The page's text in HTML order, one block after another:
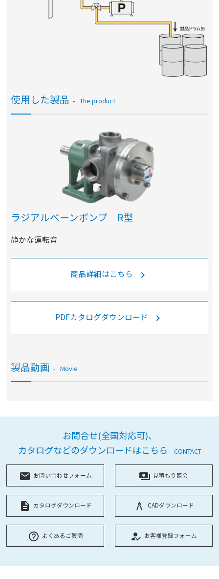
使用した製品 The product
ラジアルベーンポンプ R型
静かな運転音
商品詳細はこちら keyboard_arrow_right
PDFカタログダウンロード keyboard_arrow_right
製品動画 Movie
お問合せ(全国対応可)、
カタログなどのダウンロードはこちら
CONTACT
local_post_office お問い合わせフォーム payments 見積もり照会
description カタログダウンロード architecture CADダウンロード
help_outline よくあるご質問 how_to_reg お客様登録フォーム